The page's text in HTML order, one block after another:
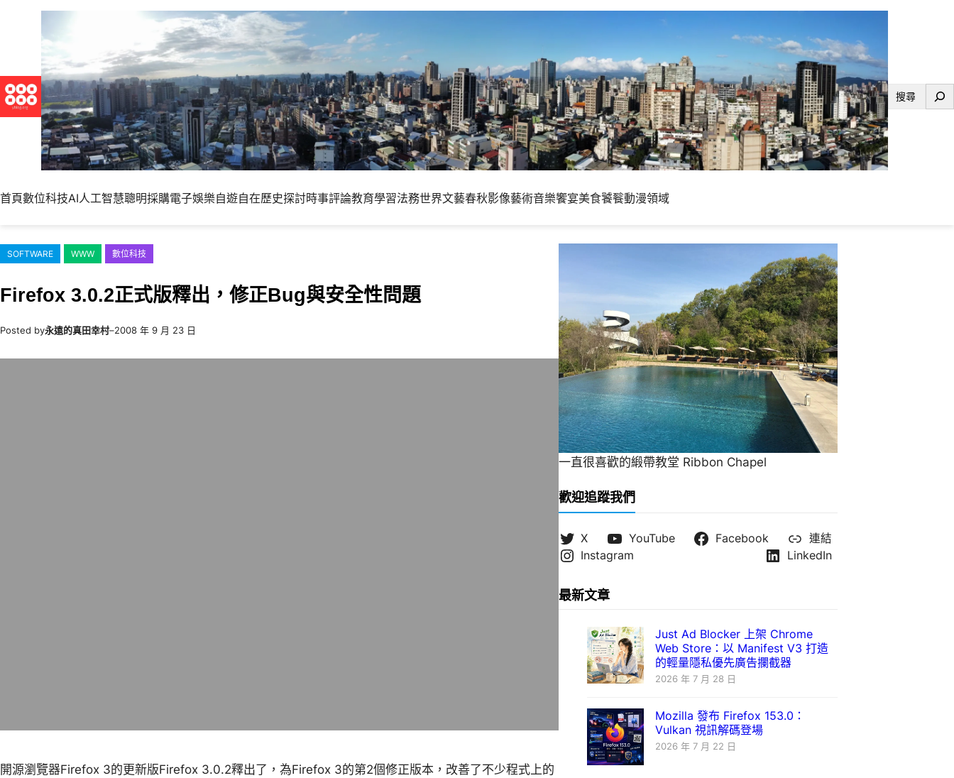
內
容
搜
首頁數位科技AI人工智慧聰明採購電子娛樂自遊自在歷史探討時事評論教育學習法務世界文藝春秋影像藝術音樂饗宴美食饕餮動漫領域
SOFTWARE WWW 數位科技
Firefox 3.0.2正式版釋出，修正Bug與安全性問題
Posted by永遠的真田幸村–2008 年 9 月 23 日
開源瀏覽器Firefox 3的更新版Firefox 3.0.2釋出了，為Firefox 3的第2個修正版本，改善了不少程式上的
一直很喜歡的緞帶教堂 Ribbon Chapel
歡迎追蹤我們
X YouTube Facebook
連結
Instagram
LinkedIn
最新文章
Just Ad Blocker 上架 Chrome
Web Store：以 Manifest V3 打造
的輕量隱私優先廣告攔截器
2026 年 7 月 28 日
Mozilla 發布 Firefox 153.0：
Vulkan 視訊解碼登場
2026 年 7 月 22 日